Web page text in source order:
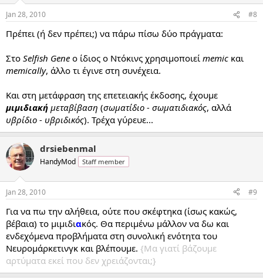
Jan 28, 2010 #8
Πρέπει (ή δεν πρέπει;) να πάρω πίσω δύο πράγματα:
Στο Selfish Gene ο ίδιος ο Ντόκινς χρησιμοποιεί memic και
memically, άλλο τι έγινε στη συνέχεια.
Και στη μετάφραση της επετειακής έκδοσης, έχουμε
μιμιδιακή μεταβίβαση (σωματίδιο - σωματιδιακός, αλλά
υβρίδιο - υβριδικός). Τρέχα γύρευε...
drsiebenmal
HandyMod Staff member
Jan 28, 2010 #9
Για να πω την αλήθεια, ούτε που σκέφτηκα (ίσως κακώς,
βέβαια) το μιμιδιακός. Θα περιμένω μάλλον να δω και
ενδεχόμενα προβλήματα στη συνολική ενότητα του
Νευρομάρκετινγκ και βλέπουμε. {Μα γιατί βάζουμε
αρτύματα εκεί που δεν χρειάζονται;}